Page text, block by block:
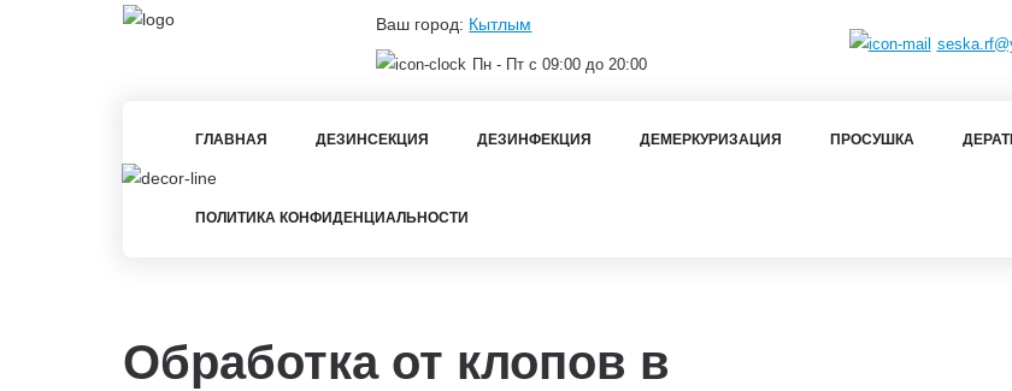
Ваш город: Кытлым
Пн - Пт с 09:00 до 20:00
ГЛАВНАЯ ДЕЗИНСЕКЦИЯ ДЕЗИНФЕКЦИЯ ДЕМЕРКУРИЗАЦИЯ ПРОСУШКА
ПОЛИТИКА КОНФИДЕНЦИАЛЬНОСТИ
Обработка от клопов в